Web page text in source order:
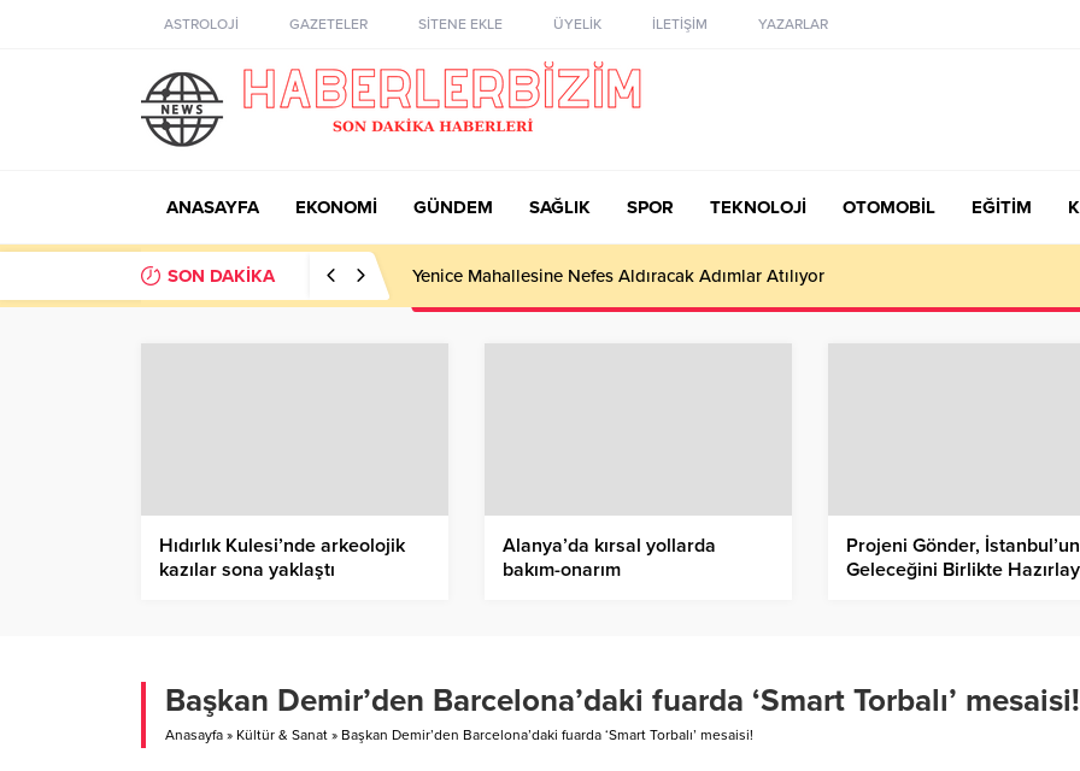
ASTROLOJİ GAZETELER SİTENE EKLE ÜYELİK İLETİŞİM YAZARLAR
ANASAYFA EKONOMİ GÜNDEM SAĞLIK SPOR TEKNOLOJİ OTOMOBİL EĞİTİM
SON DAKİKA Yenice Mahallesine Nefes Aldıracak Adımlar Atılıyor
Hıdırlık Kulesi’nde arkeolojik
kazılar sona yaklaştı
Alanya’da kırsal yollarda
bakım-onarım
Projeni Gönder, İstanbul’un
Geleceğini Birlikte
Başkan Demir’den Barcelona’daki fuarda ‘Smart Torbalı’ mesaisi!
Anasayfa » Kültür & Sanat » Başkan Demir’den Barcelona’daki fuarda ‘Smart Torbalı’ mesaisi!